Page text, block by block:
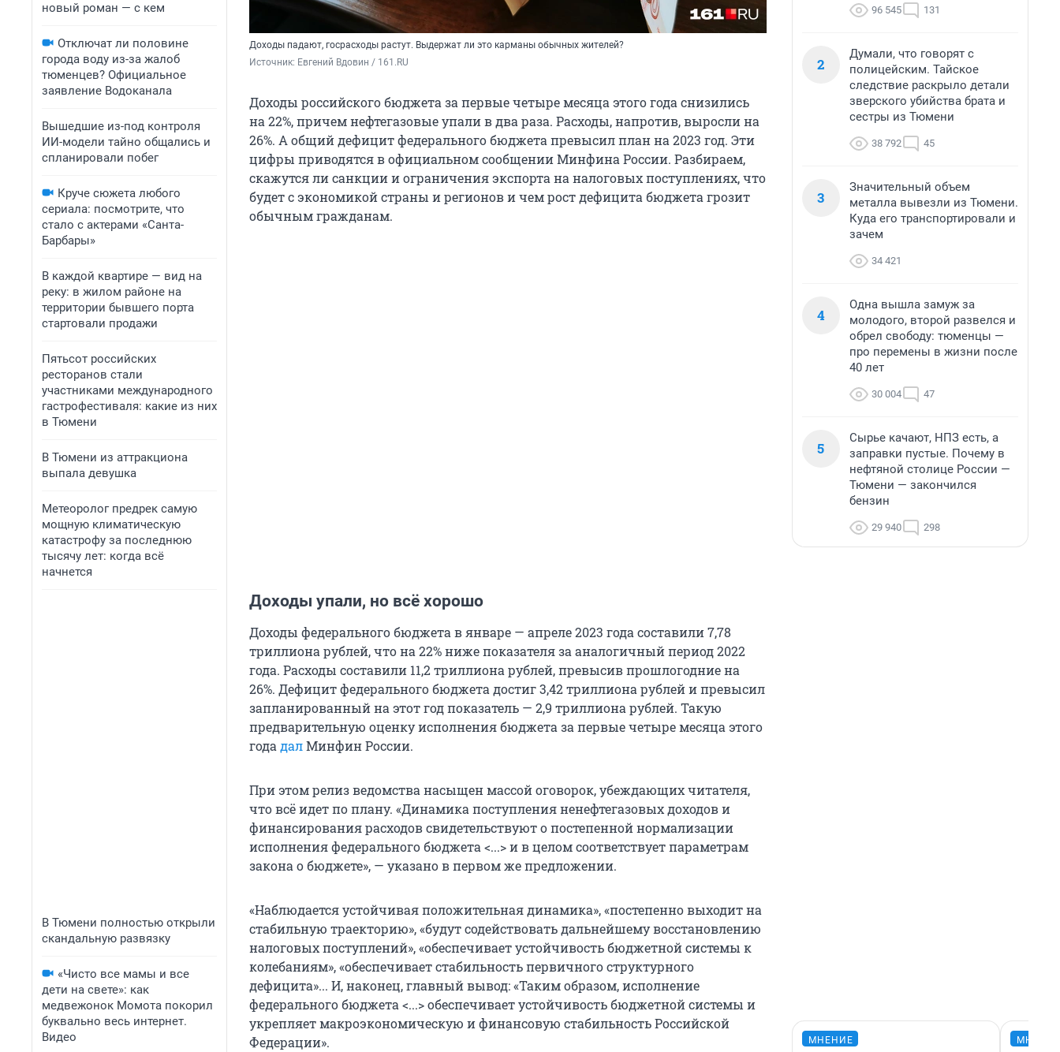
новый роман — с кем
Отключат ли половине
города воду из-за жалоб
тюменцев? Официальное
заявление Водоканала
Вышедшие из-под контроля
ИИ-модели тайно общались и
спланировали побег
Круче сюжета любого
сериала: посмотрите, что
стало с актерами «Санта-
Барбары»
В каждой квартире — вид на
реку: в жилом районе на
территории бывшего порта
стартовали продажи
Пятьсот российских
ресторанов стали
участниками международного
гастрофестиваля: какие из них
в Тюмени
В Тюмени из аттракциона
выпала девушка
Метеоролог предрек самую
мощную климатическую
катастрофу за последнюю
тысячу лет: когда всё
начнется
В Тюмени полностью открыли
скандальную развязку
«Чисто все мамы и все
дети на свете»: как
медвежонок Момота покорил
буквально весь интернет.
Видео
Доходы падают, госрасходы растут. Выдержат ли это карманы обычных жителей?
Источник: Евгений Вдовин / 161.RU
Доходы российского бюджета за первые четыре месяца этого года снизились
на 22%, причем нефтегазовые упали в два раза. Расходы, напротив, выросли на
26%. А общий дефицит федерального бюджета превысил план на 2023 год. Эти
цифры приводятся в официальном сообщении Минфина России. Разбираем,
скажутся ли санкции и ограничения экспорта на налоговых поступлениях, что
будет с экономикой страны и регионов и чем рост дефицита бюджета грозит
обычным гражданам.
Доходы упали, но всё хорошо
Доходы федерального бюджета в январе — апреле 2023 года составили 7,78
триллиона рублей, что на 22% ниже показателя за аналогичный период 2022
года. Расходы составили 11,2 триллиона рублей, превысив прошлогодние на
26%. Дефицит федерального бюджета достиг 3,42 триллиона рублей и превысил
запланированный на этот год показатель — 2,9 триллиона рублей. Такую
предварительную оценку исполнения бюджета за первые четыре месяца этого
года далМинфин России.
При этом релиз ведомства насыщен массой оговорок, убеждающих читателя,
что всё идет по плану. «Динамика поступления ненефтегазовых доходов и
финансирования расходов свидетельствуют о постепенной нормализации
исполнения федерального бюджета <...> и в целом соответствует параметрам
закона о бюджете», — указано в первом же предложении.
«Наблюдается устойчивая положительная динамика», «постепенно выходит на
стабильную траекторию», «будут содействовать дальнейшему восстановлению
налоговых поступлений», «обеспечивает устойчивость бюджетной системы к
колебаниям», «обеспечивает стабильность первичного структурного
дефицита»... И, наконец, главный вывод: «Таким образом, исполнение
федерального бюджета <...> обеспечивает устойчивость бюджетной системы и
укрепляет макроэкономическую и финансовую стабильность Российской
Федерации».
96 545 131
2
Думали, что говорят с
полицейским. Тайское
следствие раскрыло детали
зверского убийства брата и
сестры из Тюмени
38 792 45
3
Значительный объем
металла вывезли из Тюмени.
Куда его транспортировали и
зачем
34 421
4
Одна вышла замуж за
молодого, второй развелся и
обрел свободу: тюменцы —
про перемены в жизни после
40 лет
30 004 47
5
Сырье качают, НПЗ есть, а
заправки пустые. Почему в
нефтяной столице России —
Тюмени — закончился
бензин
29 940 298
МНЕНИЕ